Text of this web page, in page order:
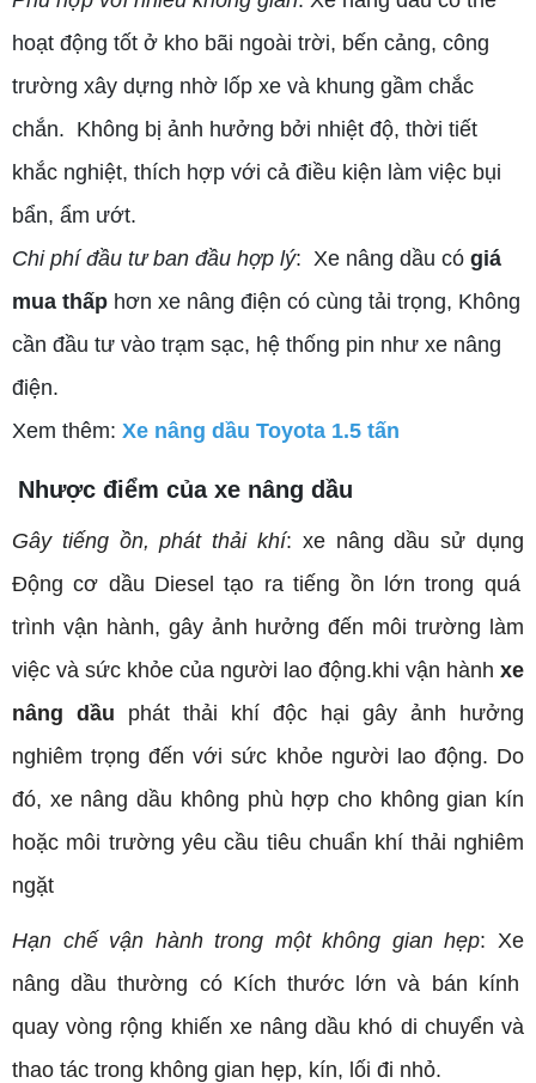
hoạt động tốt ở kho bãi ngoài trời, bến cảng, công
trường xây dựng nhờ lốp xe và khung gầm chắc
chắn. Không bị ảnh hưởng bởi nhiệt độ, thời tiết
khắc nghiệt, thích hợp với cả điều kiện làm việc bụi
bẩn, ẩm ướt.
Chi phí đầu tư ban đầu hợp lý: Xe nâng dầu có giá
mua thấp hơn xe nâng điện có cùng tải trọng, Không
cần đầu tư vào trạm sạc, hệ thống pin như xe nâng
điện.
Xem thêm: Xe nâng dầu Toyota 1.5 tấn
Nhược điểm của xe nâng dầu
Gây tiếng ồn, phát thải khí: xe nâng dầu sử dụng
Động cơ dầu Diesel tạo ra tiếng ồn lớn trong quá
trình vận hành, gây ảnh hưởng đến môi trường làm
việc và sức khỏe của người lao động.khi vận hành xe
nâng dầu phát thải khí độc hại gây ảnh hưởng
nghiêm trọng đến với sức khỏe người lao động. Do
đó, xe nâng dầu không phù hợp chokhông gian kín
hoặc môi trường yêu cầu tiêu chuẩn khí thải nghiêm
ngặt
Hạn chế vận hành trong một không gian hẹp: Xe
nâng dầu thường có Kích thước lớn và bán kính
quay vòng rộng khiến xe nâng dầu khó di chuyển và
thao tác trong không gian hẹp, kín, lối đi nhỏ.